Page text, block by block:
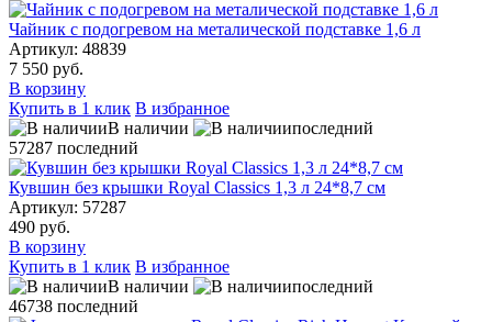
Чайник с подогревом на металической подставке 1,6 л
Артикул: 48839
7 550 руб.
В корзину
Купить в 1 клик В избранное
В наличии
последний
57287 последний
Кувшин без крышки Royal Classics 1,3 л 24*8,7 см
Артикул: 57287
490 руб.
В корзину
Купить в 1 клик В избранное
В наличии
последний
46738 последний